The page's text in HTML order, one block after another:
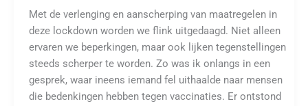
Met de verlenging en aanscherping van maatregelen in
deze lockdown worden we flink uitgedaagd. Niet alleen
ervaren we beperkingen, maar ook lijken tegenstellingen
steeds scherper te worden. Zo was ik onlangs in een
gesprek, waar ineens iemand fel uithaalde naar mensen
die bedenkingen hebben tegen vaccinaties. Er ontstond